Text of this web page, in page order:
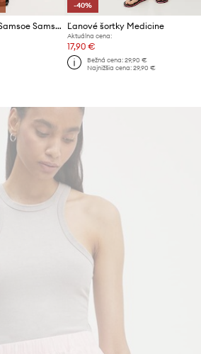
Rifľové krátke nohavice Samsoe Samsoe SASHELLY
-40%
Ľanové šortky Medicine
Aktuálna cena:
17,90 €
Bežná cena: 29,90 €
Najnižšia cena: 29,90 €